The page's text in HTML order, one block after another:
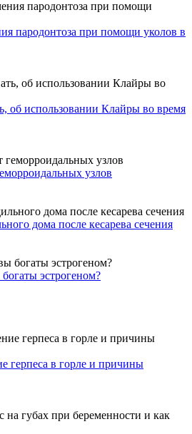
пародонтоза при помощи уколов в
об использовании Клайры во время
узлов
дома после кесарева сечения
эстрогеном?
герпеса в горле и причины